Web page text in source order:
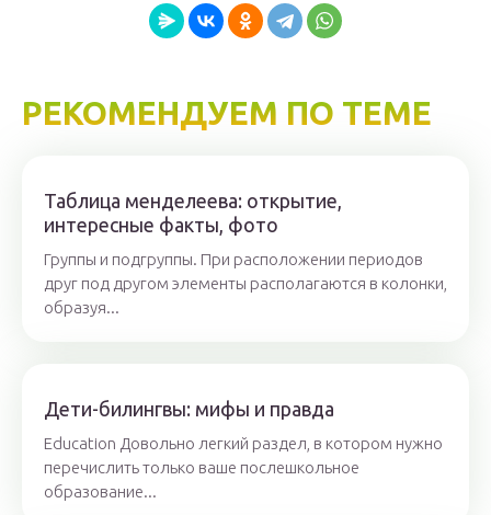
РЕКОМЕНДУЕМ ПО ТЕМЕ
Таблица менделеева: открытие,
интересные факты, фото
Группы и подгруппы. При расположении периодов
друг под другом элементы располагаются в колонки,
образуя...
Дети-билингвы: мифы и правда
Education Довольно легкий раздел, в котором нужно
перечислить только ваше послешкольное
образование...